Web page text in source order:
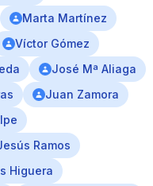
Marta Martínez
Víctor Gómez
José Mª Aliaga
Juan Zamora
Ramos
Higuera